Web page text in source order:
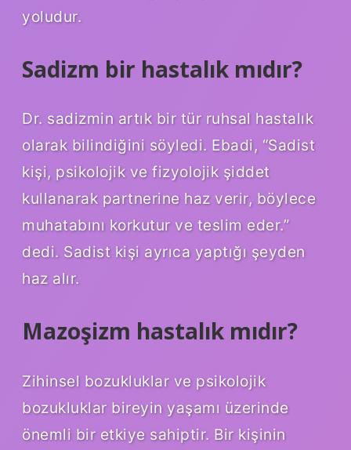
yoludur.
Sadizm bir hastalık mıdır?
Dr. sadizmin artık bir tür ruhsal hastalık
olarak bilindiğini söyledi. Ebadi, “Sadist
kişi, psikolojik ve fizyolojik şiddet
kullanarak partnerine haz verir, böylece
muhatabını korkutur ve teslim eder.”
dedi. Sadist kişi ayrıca yaptığı şeyden
haz alır.
Mazoşizm hastalık mıdır?
Zihinsel bozukluklar ve psikolojik
bozukluklar bireyin yaşamı üzerinde
önemli bir etkiye sahiptir. Bir kişinin